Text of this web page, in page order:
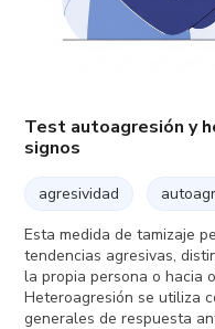
Test autoagresión y
signos
agresividad
Esta medida de tamizaje
tendencias agresivas,
la propia persona o hacia
Heteroagresión se utiliza
generales de respuesta